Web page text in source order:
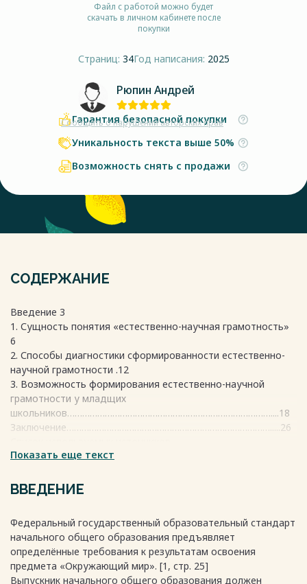
Файл с работой можно будет
скачать в личном кабинете после
покупки
Страниц: 34Год написания: 2025
Рюпин Андрей
Сообщить о нарушении авторских прав
Гарантия безопасной покупки
Уникальность текста выше 50%
Возможность снять с продажи
СОДЕРЖАНИЕ
Введение 3
1. Сущность понятия «естественно-научная грамотность»
6
2. Способы диагностики сформированности естественно-
научной грамотности .12
3. Возможность формирования естественно-научной
грамотности у младщих
школьников………………………………………………………………………....18
Заключение……………………………………………………………………….....26
………………………………………….........30
Показать еще текст
ВВЕДЕНИЕ
Федеральный государственный образовательный стандарт
начального общего образования предъявляет
определённые требования к результатам освоения
предмета «Окружающий мир». [1, стр. 25]
Выпускник начального общего образования должен